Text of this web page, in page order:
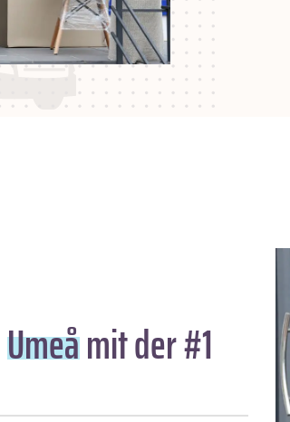
Umeåmit der #1